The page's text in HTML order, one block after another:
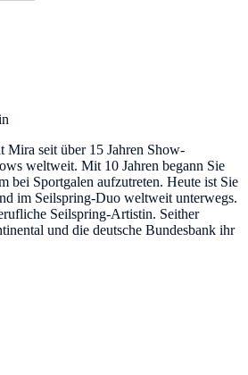
Mira seit über 15 Jahren Show-
weltweit. Mit 10 Jahren begann Sie
bei Sportgalen aufzutreten. Heute ist Sie
im Seilspring-Duo weltweit unterwegs.
Seilspring-Artistin. Seither
und die deutsche Bundesbank ihr